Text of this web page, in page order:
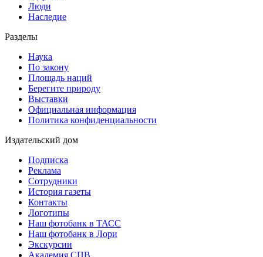
Люди
Наследие
Разделы
Наука
По закону
Площадь наций
Берегите природу
Выставки
Официальная информация
Политика конфиденциальности
Издательский дом
Подписка
Реклама
Сотрудники
История газеты
Контакты
Логотипы
Наш фотобанк в ТАСС
Наш фотобанк в Лори
Экскурсии